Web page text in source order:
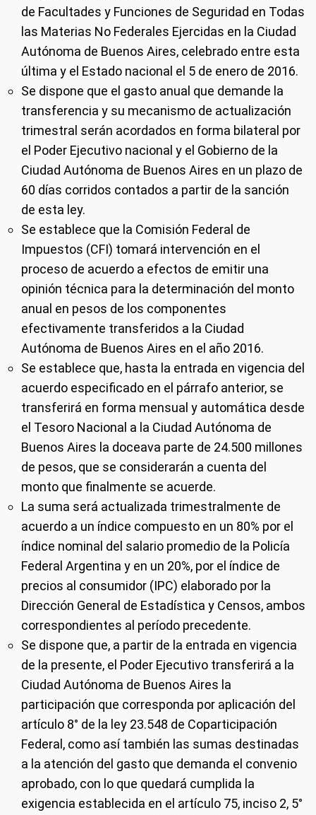
de Facultades y Funciones de Seguridad en Todas
las Materias No Federales Ejercidas en la Ciudad
Autónoma de Buenos Aires, celebrado entre esta
última y el Estado nacional el 5 de enero de 2016.
Se dispone que el gasto anual que demande la
transferencia y su mecanismo de actualización
trimestral serán acordados en forma bilateral por
el Poder Ejecutivo nacional y el Gobierno de la
Ciudad Autónoma de Buenos Aires en un plazo de
60 días corridos contados a partir de la sanción
de esta ley.
Se establece que la Comisión Federal de
Impuestos (CFI) tomará intervención en el
proceso de acuerdo a efectos de emitir una
opinión técnica para la determinación del monto
anual en pesos de los componentes
efectivamente transferidos a la Ciudad
Autónoma de Buenos Aires en el año 2016.
Se establece que, hasta la entrada en vigencia del
acuerdo especificado en el párrafo anterior, se
transferirá en forma mensual y automática desde
el Tesoro Nacional a la Ciudad Autónoma de
Buenos Aires la doceava parte de 24.500 millones
de pesos, que se considerarán a cuenta del
monto que finalmente se acuerde.
La suma será actualizada trimestralmente de
acuerdo a un índice compuesto en un 80% por el
índice nominal del salario promedio de la Policía
Federal Argentina y en un 20%, por el índice de
precios al consumidor (IPC) elaborado por la
Dirección General de Estadística y Censos, ambos
correspondientes al período precedente.
Se dispone que, a partir de la entrada en vigencia
de la presente, el Poder Ejecutivo transferirá a la
Ciudad Autónoma de Buenos Aires la
participación que corresponda por aplicación del
artículo 8° de la ley 23.548 de Coparticipación
Federal, como así también las sumas destinadas
a la atención del gasto que demanda el convenio
aprobado, con lo que quedará cumplida la
exigencia establecida en el artículo 75, inciso 2, 5°